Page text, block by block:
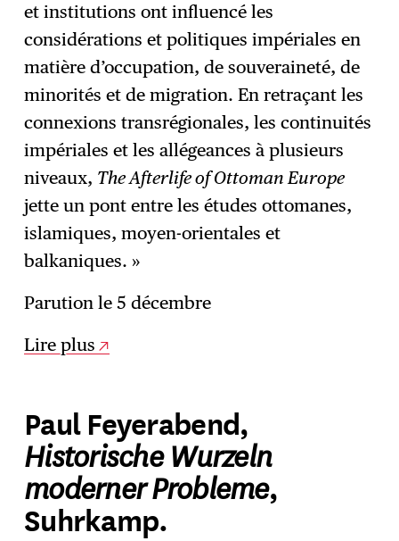
et institutions ont influencé les
considérations et politiques impériales en
matière d’occupation, de souveraineté, de
minorités et de migration. En retraçant les
connexions transrégionales, les continuités
impériales et les allégeances à plusieurs
niveaux, The Afterlife of Ottoman Europe
jette un pont entre les études ottomanes,
islamiques, moyen-orientales et
balkaniques. »
Parution le 5 décembre
Lire plus
Paul Feyerabend,
Historische Wurzeln
moderner Probleme,
Suhrkamp.